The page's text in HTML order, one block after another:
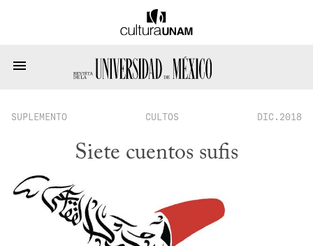
SUPLEMENTO CULTOS DIC.2018
Siete cuentos sufis